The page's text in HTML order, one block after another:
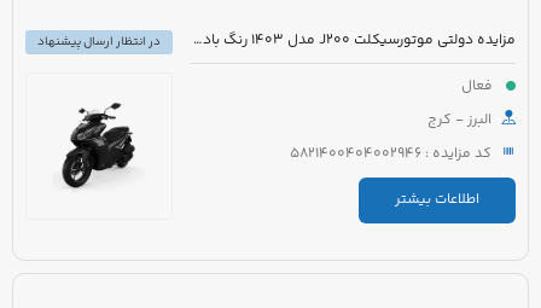
مزایده دولتی موتورسیکلت J200 مدل 1403 رنگ بادمجانی
فعال
البرز - کرج
کد مزایده : 5821400404002946
اطلاعات بیشتر
در انتظار ارسال پیشنهاد